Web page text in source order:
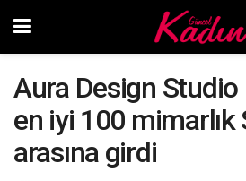
Aura Design Studio
en iyi 100 mimarlık
arasına girdi